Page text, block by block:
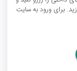
برای ورود به سایت